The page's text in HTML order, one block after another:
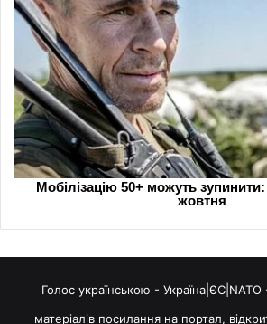
Голос українською - Україна|ЄС|NATO
матеріалів посилання на портал,